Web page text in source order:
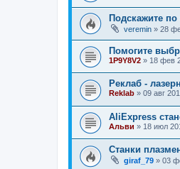
Подскажите
veremin » 28
Помогите
1P9Y8V2 » 18 фев
Реклаб -
Reklab » 09 авг
AliExpress
Альви » 18 июл
Станки
giraf_79 » 03